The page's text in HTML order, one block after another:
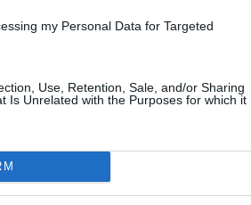
my Personal Data for Targeted
Use, Retention, Sale, and/or Sharing
Is Unrelated with the Purposes for which it